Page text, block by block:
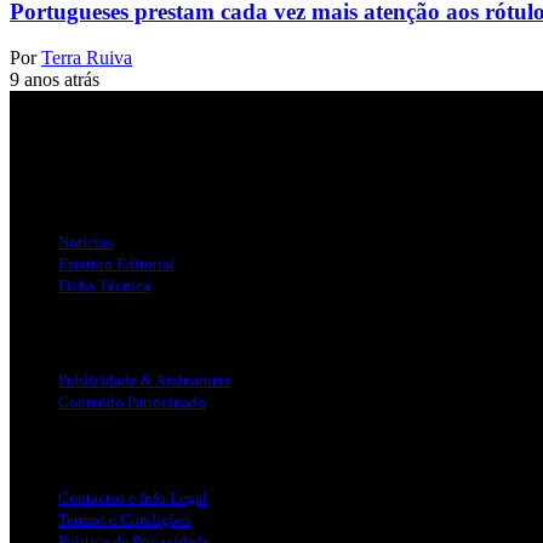
Portugueses prestam cada vez mais atenção aos
Por Terra Ruiva
9 anos atrás
Notícias
Estatuto Editorial
Ficha Técnica
Publicidade & Assinaturas
Conteúdo Patrocinado
Contactos e Info Legal
Termos e Condições